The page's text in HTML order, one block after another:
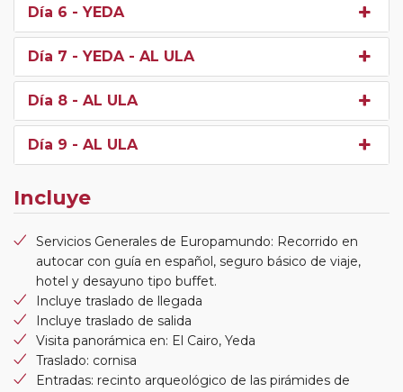
Día 6 - YEDA
Día 7 - YEDA - AL ULA
Día 8 - AL ULA
Día 9 - AL ULA
Incluye
Servicios Generales de Europamundo: Recorrido en
autocar con guía en español, seguro básico de viaje,
hotel y desayuno tipo buffet.
Incluye traslado de llegada
Incluye traslado de salida
Visita panorámica en: El Cairo, Yeda
Traslado: cornisa
Entradas: recinto arqueológico de las pirámides de